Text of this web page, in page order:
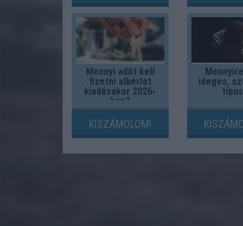
Mennyi adót kell
fizetni albérlet
kiadásakor 2026-
ban?
KISZÁMOLOM!
ideges,